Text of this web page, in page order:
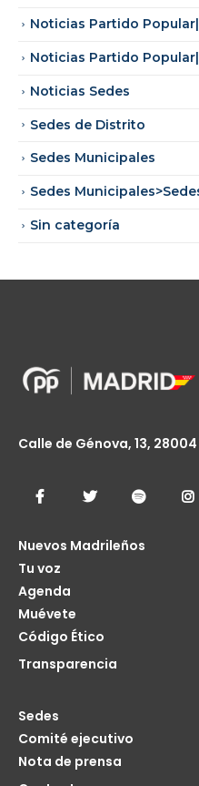
Noticias Partido
Noticias Partido
Noticias Sedes
Sedes de Distrito
Sedes Municipales
Sedes
Sin categoría
Calle de Génova, 13,
Nuevos Madrileños
Tu voz
Agenda
Muévete
Código Ético
Transparencia
Sedes
Comité ejecutivo
Nota de prensa